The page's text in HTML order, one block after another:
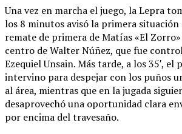
Una vez en marcha el juego, la Lepra
los 8 minutos avisó la primera
remate de primera de Matías «El
centro de Walter Núñez, que fue
Ezequiel Unsain. Más tarde, a los 35′, el
intervino para despejar con los puños
al área, mientras que en la jugada
desaprovechó una oportunidad clara
por encima del travesaño.